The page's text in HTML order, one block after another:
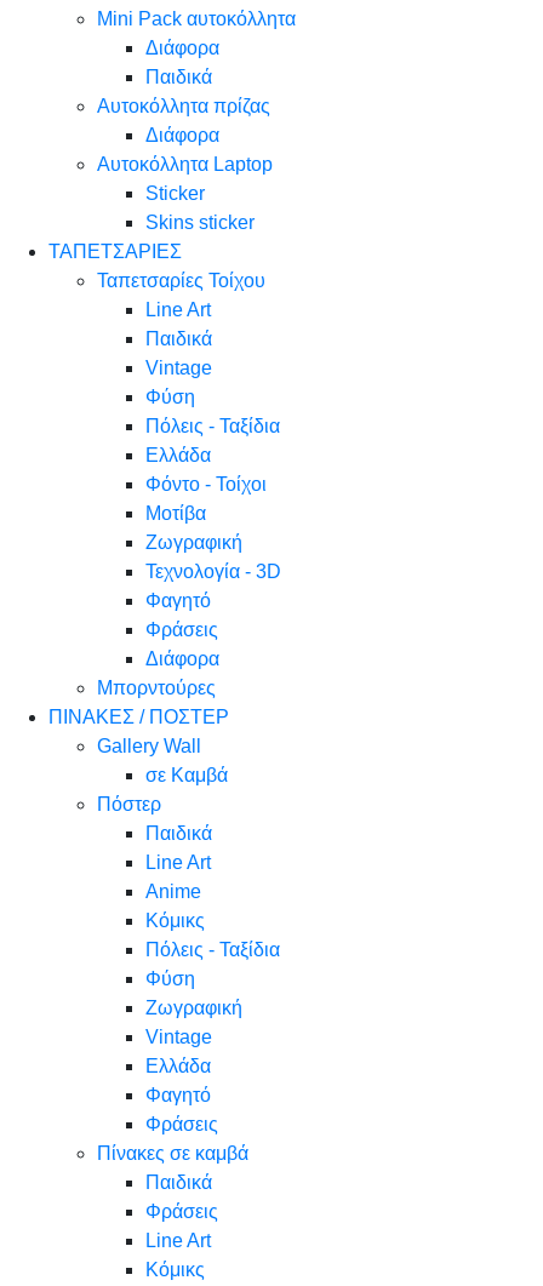
Mini Pack αυτοκόλλητα
Διάφορα
Παιδικά
Αυτοκόλλητα πρίζας
Διάφορα
Αυτοκόλλητα Laptop
Sticker
Skins sticker
ΤΑΠΕΤΣΑΡΙΕΣ
Ταπετσαρίες Τοίχου
Line Art
Παιδικά
Vintage
Φύση
Πόλεις - Ταξίδια
Ελλάδα
Φόντο - Τοίχοι
Μοτίβα
Ζωγραφική
Τεχνολογία - 3D
Φαγητό
Φράσεις
Διάφορα
Μπορντούρες
ΠΙΝΑΚΕΣ / ΠΟΣΤΕΡ
Gallery Wall
σε Καμβά
Πόστερ
Παιδικά
Line Art
Anime
Κόμικς
Πόλεις - Ταξίδια
Φύση
Ζωγραφική
Vintage
Ελλάδα
Φαγητό
Φράσεις
Πίνακες σε καμβά
Παιδικά
Φράσεις
Line Art
Κόμικς